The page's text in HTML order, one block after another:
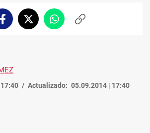
FacebookTwitterWhatsappCopiar
Actualizado: 05.09.2014 | 17:40